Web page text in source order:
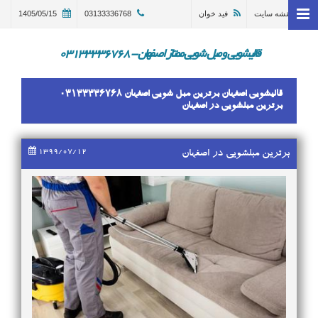
خانه
ترمیم و تعمیر قالی اصفهان
مبل شویی در اصفهان 03133336768
گالری
درباره ما
تماس با ما
در خواست سرویس
03133336768
1405/05/15 نقشه سایت فید خوان
قالیشویی و مبل شویی ممتاز اصفهان - 03133336768
قالیشویی اصفهان برترین مبل شویی اصفهان 03133336768
برترین مبلشویی در اصفهان
برترین مبلشویی در اصفهان 1399/07/12